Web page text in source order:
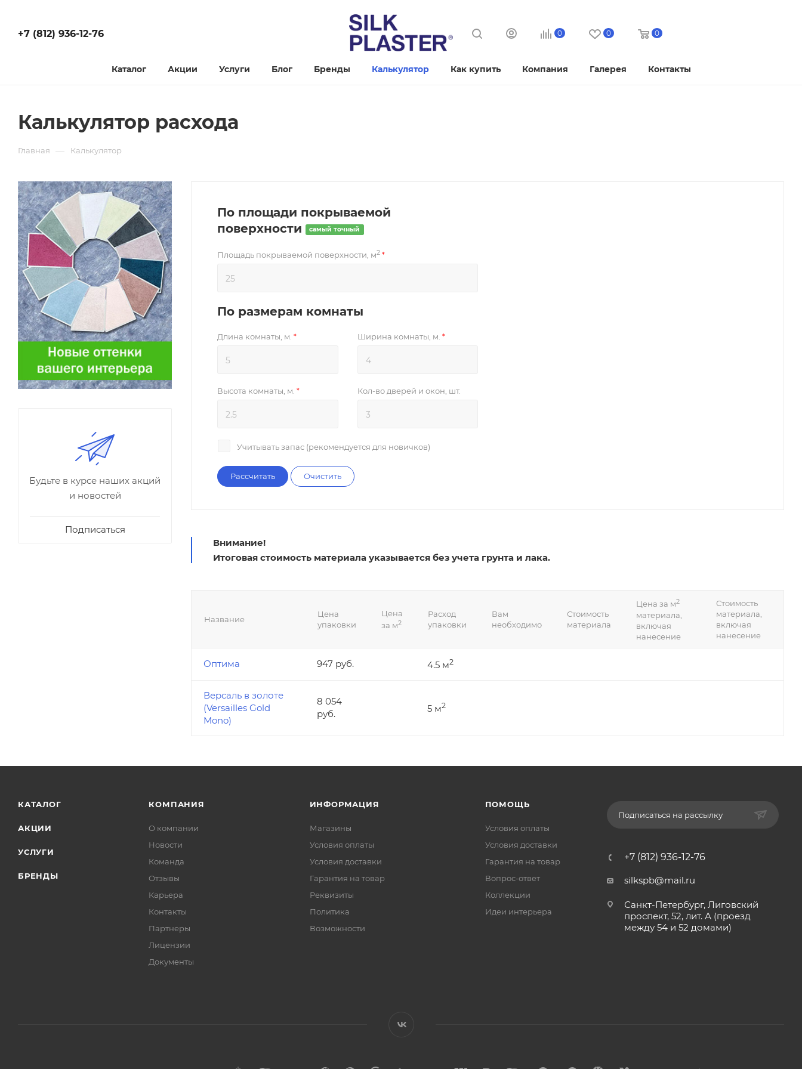
+7 (812) 936-12-76 0 0 0
Каталог Акции Услуги Блог Бренды Калькулятор Как купить Компания Галерея Контакты
Калькулятор расхода
Главная — Калькулятор
По площади покрываемой
поверхности
самый точный
Площадь покрываемой поверхности, м2 *
По размерам комнаты
Длина комнаты, м. * Ширина комнаты, м. *
Высота комнаты, м. * Кол-во дверей и окон, шт.
Учитывать запас (рекомендуется для новичков)
Рассчитать Очистить
Внимание!
Итоговая стоимость материала указывается без учета грунта и лака.
Название
Цена
упаковки
Цена
за м2
Расход
упаковки
Вам
необходимо
Стоимость
материала
Цена за м2
материала,
включая
нанесение
Стоимость
материала,
включая
нанесение
Оптима 947 руб. 4.5 м2
Версаль в золоте
(Versailles Gold
Mono)
8 054
руб.
5 м2
Будьте в курсе наших акций
и новостей
Подписаться
КАТАЛОГ
АКЦИИ
УСЛУГИ
БРЕНДЫ
КОМПАНИЯ
О компании
Новости
Команда
Отзывы
Карьера
Контакты
Партнеры
Лицензии
Документы
ИНФОРМАЦИЯ
Магазины
Условия оплаты
Условия доставки
Гарантия на товар
Реквизиты
Политика
Возможности
ПОМОЩЬ
Условия оплаты
Условия доставки
Гарантия на товар
Вопрос-ответ
Коллекции
Идеи интерьера
Подписаться на рассылку
+7 (812) 936-12-76
silkspb@mail.ru
Санкт-Петербург, Лиговский
проспект, 52, лит. А (проезд
между 54 и 52 домами)